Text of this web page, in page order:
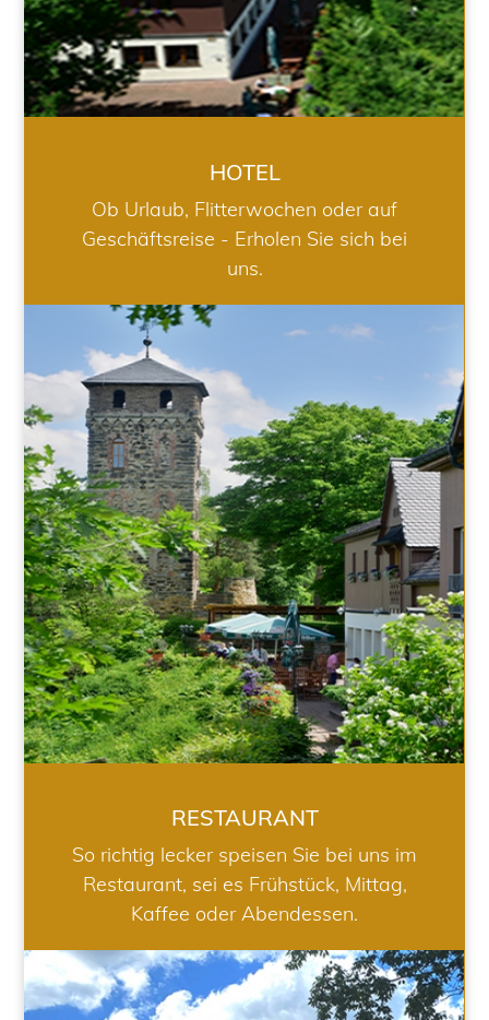
HOTEL
Ob Urlaub, Flitterwochen oder auf
Geschäftsreise - Erholen Sie sich bei
uns.
RESTAURANT
RESTAURANT
So richtig lecker speisen Sie bei uns im
Restaurant, sei es Frühstück, Mittag,
Kaffee oder Abendessen.